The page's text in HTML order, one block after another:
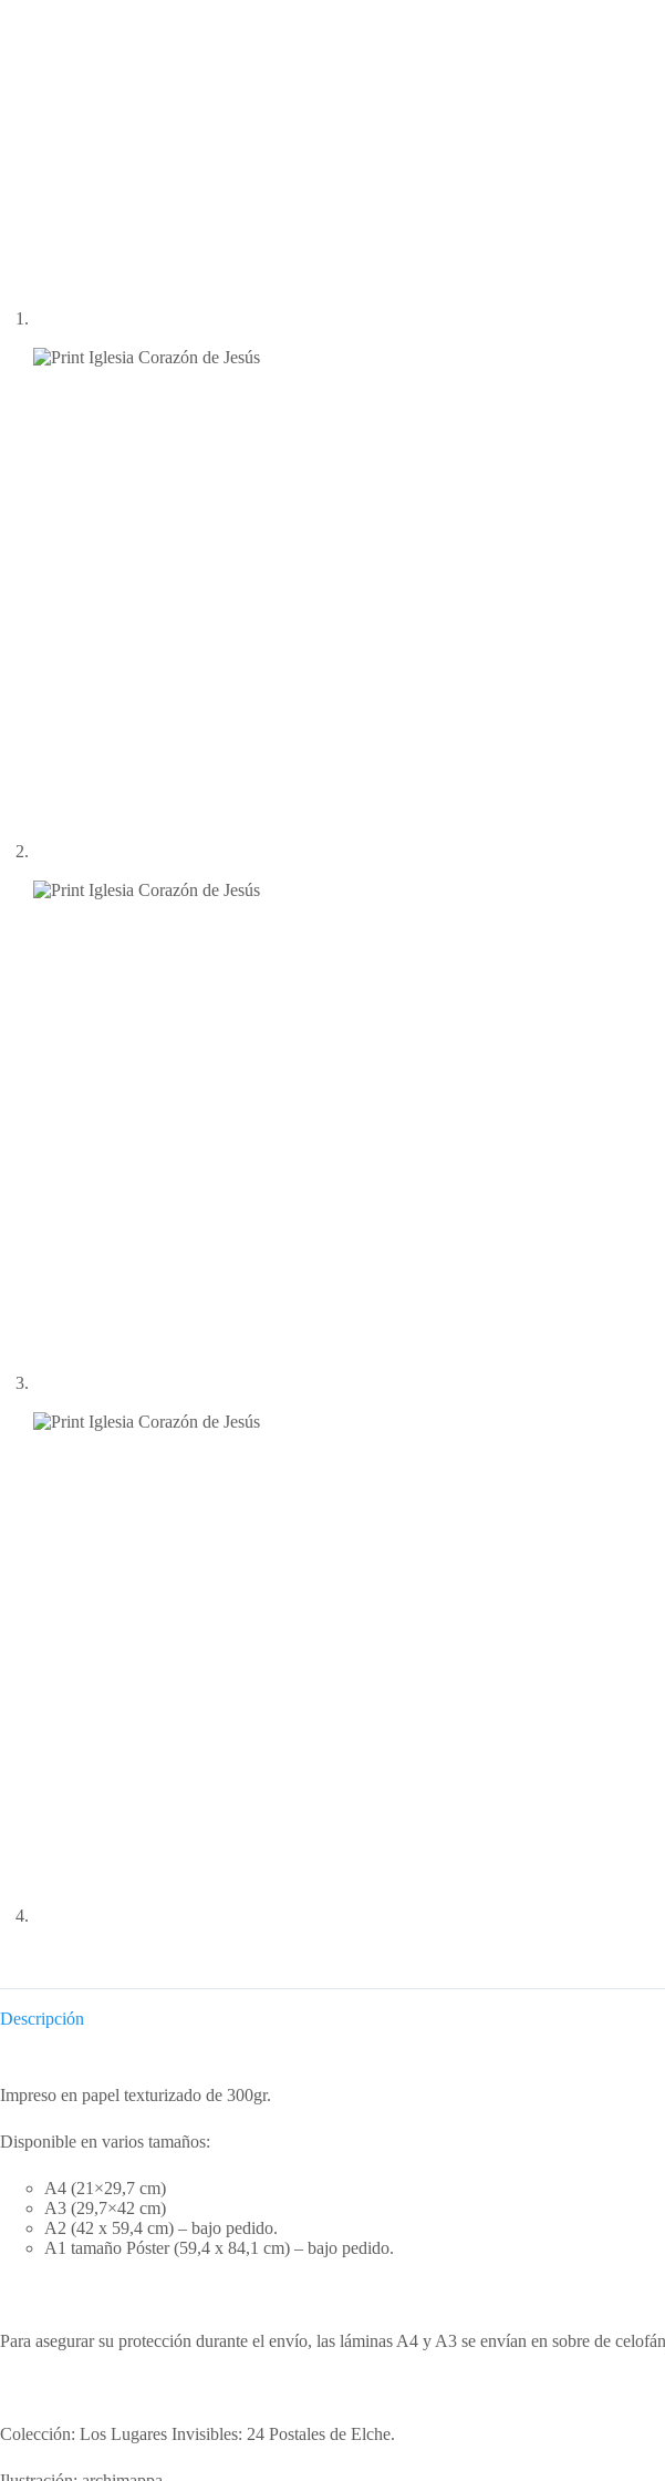
Descripción
Impreso en papel texturizado de 300gr.
Disponible en varios tamaños:
A4 (21×29,7 cm)
A3 (29,7×42 cm)
A2 (42 x 59,4 cm) – bajo pedido.
A1 tamaño Póster (59,4 x 84,1 cm) – bajo pedido.
Para asegurar su protección durante el envío, las láminas A4 y A3 se envían en sobre de
Colección: Los Lugares Invisibles: 24 Postales de Elche.